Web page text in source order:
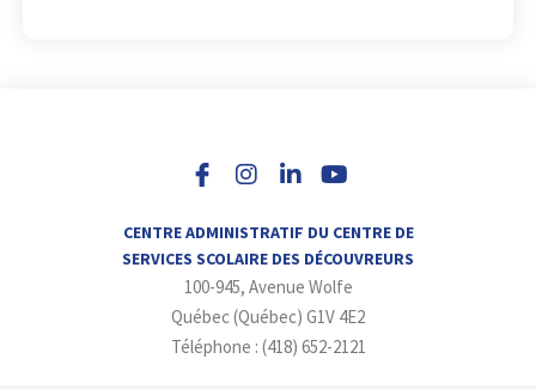
s
g
r
a
m
n
d
i
n
-
i
n
u
b
e
CENTRE ADMINISTRATIF DU CENTRE DE
SERVICES SCOLAIRE DES DÉCOUVREURS
100-945, Avenue Wolfe
Québec (Québec) G1V 4E2
Téléphone : (418) 652-2121